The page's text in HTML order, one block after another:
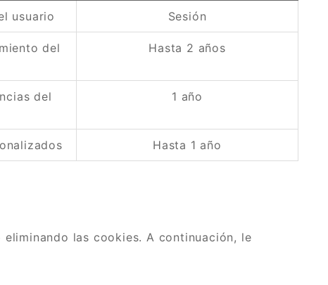
usuario Sesión
del
Hasta 2 años
del
1 año
Hasta 1 año
las cookies. A continuación, le